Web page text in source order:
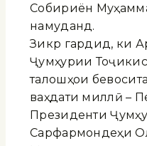
Собириён
намуданд.
Зикр гардид, ки
Ҷумҳурии
талошҳои
ваҳдати миллӣ –
Президенти
Сарфармондеҳи